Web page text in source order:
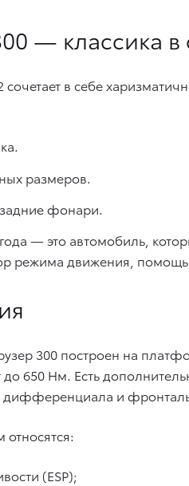
— классика
в себе
размеров.
фонари.
— это автомобиль,
режима движения,
300 построен на
650 Нм. Есть
и
(ESP);